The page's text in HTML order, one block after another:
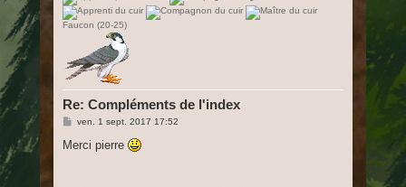
Faucon (20-25)
Re: Compléments de l'index
M
s
ven. 1 sept. 2017 17:52
Merci pierre